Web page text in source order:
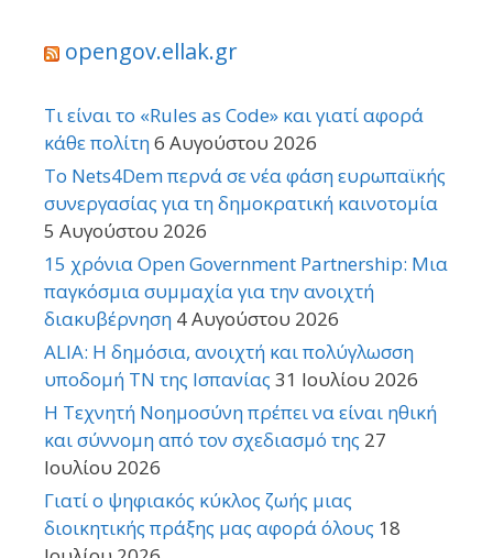
opengov.ellak.gr
Τι είναι το «Rules as Code» και γιατί αφορά
κάθε πολίτη6 Αυγούστου 2026
Το Nets4Dem περνά σε νέα φάση ευρωπαϊκής
συνεργασίας για τη δημοκρατική καινοτομία
5 Αυγούστου 2026
15 χρόνια Open Government Partnership: Μια
παγκόσμια συμμαχία για την ανοιχτή
διακυβέρνηση 4 Αυγούστου 2026
ALIA: Η δημόσια, ανοιχτή και πολύγλωσση
υποδομή ΤΝ της Ισπανίας 31 Ιουλίου 2026
Η Τεχνητή Νοημοσύνη πρέπει να είναι ηθική
και σύννομη από τον σχεδιασμό της 27
Ιουλίου 2026
Γιατί ο ψηφιακός κύκλος ζωής μιας
διοικητικής πράξης μας αφορά όλους 18